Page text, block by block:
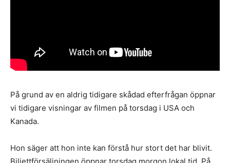
På grund av en aldrig tidigare skådad efterfrågan öppnar
vi tidigare visningar av filmen på torsdag i USA och
Kanada.
Hon säger att hon inte kan förstå hur stort det har blivit.